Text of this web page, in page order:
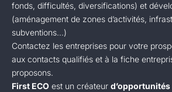
fonds, difficultés, diversifications) et
(aménagement de zones d’activités,
subventions...)
Contactez les entreprises pour votre
aux contacts qualifiés et à la fiche
proposons.
First ECO est un créateur d’opportunités